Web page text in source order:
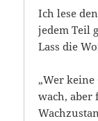
Ich lese
jedem Teil
Lass die
„Wer
wach, aber